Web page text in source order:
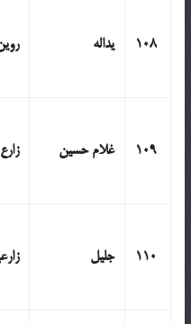
108 یداله
109 غلام حسین زارع
110 جلیل